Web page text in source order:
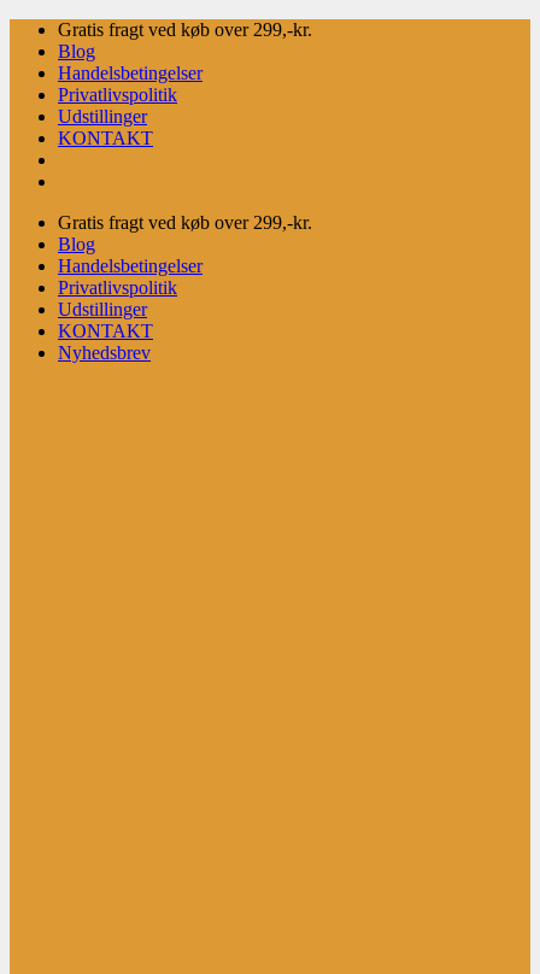
Fortsæt
indhold
Gratis fragt ved køb over 299,-kr.
Blog
Handelsbetingelser
Privatlivspolitik
Udstillinger
KONTAKT
Gratis fragt ved køb over 299,-kr.
Blog
Handelsbetingelser
Privatlivspolitik
Udstillinger
KONTAKT
Nyhedsbrev